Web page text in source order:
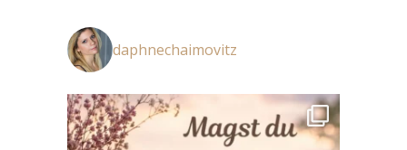
daphnechaimovitz